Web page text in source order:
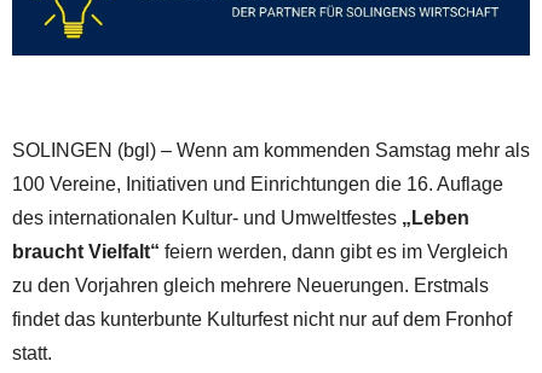
SOLINGEN (bgl) – Wenn am kommenden Samstag mehr als
100 Vereine, Initiativen und Einrichtungen die 16. Auflage
des internationalen Kultur- und Umweltfestes „Leben
braucht Vielfalt“ feiern werden, dann gibt es im Vergleich
zu den Vorjahren gleich mehrere Neuerungen. Erstmals
findet das kunterbunte Kulturfest nicht nur auf dem Fronhof
statt.